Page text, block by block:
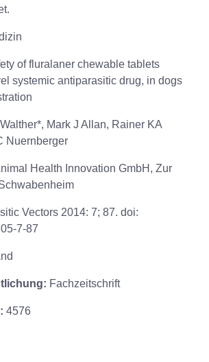
of fluralaner chewable tablets
systemic antiparasitic drug, in dogs
Mark J Allan, Rainer KA
Nuernberger
Health Innovation GmbH, Zur
Vectors 2014: 7; 87. doi:
7-87
Fachzeitschrift
4576